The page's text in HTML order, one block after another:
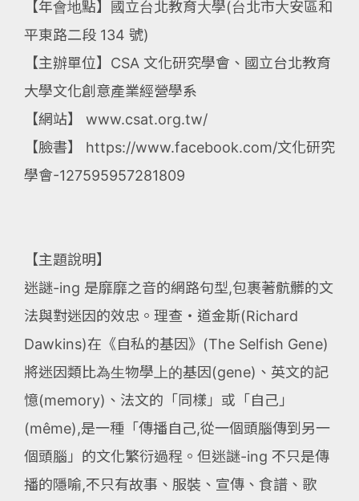
【年會地點】國立台北教育大學(台北市大安區和
平東路二段 134 號)
【主辦單位】CSA 文化研究學會、國立台北教育
大學文化創意產業經營學系
【網站】 www.csat.org.tw/
【臉書】 https://www.facebook.com/文化研究
學會-127595957281809
【主題說明】
迷謎-ing 是靡靡之音的網路句型,包裹著骯髒的文
法與對迷因的效忠。理查・道金斯(Richard
Dawkins)在《自私的基因》(The Selfish Gene)
將迷因類比為生物學上的基因(gene)、英文的記
憶(memory)、法文的「同樣」或「自己」
(même),是一種「傳播自己,從一個頭腦傳到另一
個頭腦」的文化繁衍過程。但迷謎-ing 不只是傳
播的隱喻,不只有故事、服裝、宣傳、食譜、歌